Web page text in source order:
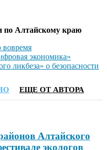
Алтайскому краю
экономика»
ликбеза» о безопасности
ЕЩЕ ОТ АВТОРА
Алтайского
экологов